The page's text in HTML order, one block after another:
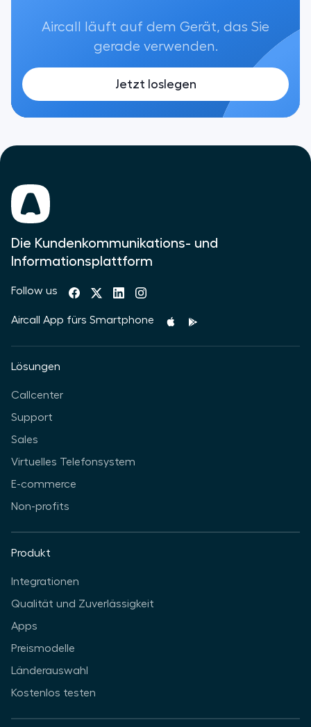
Aircall läuft auf dem Gerät, das Sie
gerade verwenden.
Jetzt loslegen
Die Kundenkommunikations- und
Informationsplattform
Follow us
Aircall App fürs Smartphone
Lösungen
Callcenter
Support
Sales
Virtuelles Telefonsystem
E-commerce
Non-profits
Produkt
Integrationen
Qualität und Zuverlässigkeit
Apps
Preismodelle
Länderauswahl
Kostenlos testen